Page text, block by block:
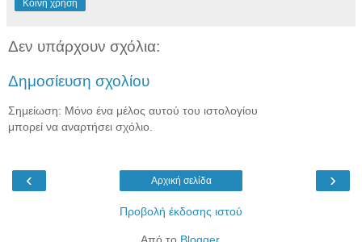
Κοινή χρήση
Δεν υπάρχουν σχόλια:
Δημοσίευση σχολίου
Σημείωση: Μόνο ένα μέλος αυτού του ιστολογίου
μπορεί να αναρτήσει σχόλιο.
‹ ›
Αρχική σελίδα
Προβολή έκδοσης ιστού